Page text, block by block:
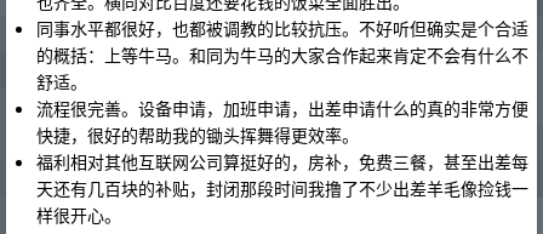
同事水平都很好，也都被调教的比较抗压。不好听但确实是个合适
的概括：上等牛马。和同为牛马的大家合作起来肯定不会有什么不
舒适。
流程很完善。设备申请，加班申请，出差申请什么的真的非常方便
快捷，很好的帮助我的锄头挥舞得更效率。
福利相对其他互联网公司算挺好的，房补，免费三餐，甚至出差每
天还有几百块的补贴，封闭那段时间我撸了不少出差羊毛像捡钱一
样很开心。